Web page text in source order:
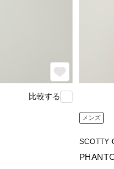
比較する
メンズ
SCOTTY